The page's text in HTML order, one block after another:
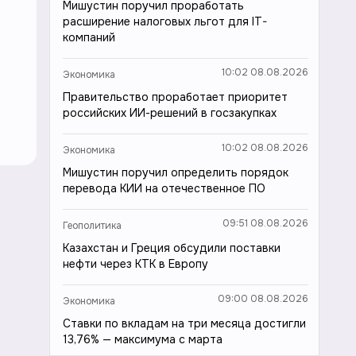
Мишустин поручил проработать
расширение налоговых льгот для IT-
компаний
Экономика 10:02 08.08.2026
Правительство проработает приоритет
российских ИИ-решений в госзакупках
Экономика 10:02 08.08.2026
Мишустин поручил определить порядок
перевода КИИ на отечественное ПО
Геополитика 09:51 08.08.2026
Казахстан и Греция обсудили поставки
нефти через КТК в Европу
Экономика 09:00 08.08.2026
Ставки по вкладам на три месяца достигли
13,76% — максимума с марта